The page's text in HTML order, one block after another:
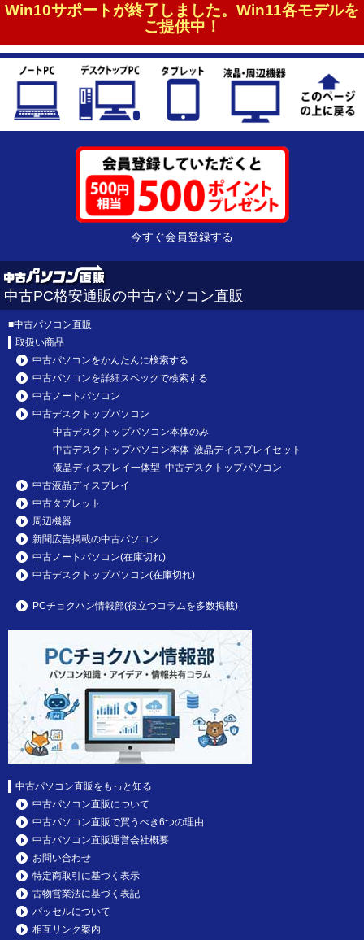
Win10サポートが終了しました。Win11各モデルを
ご提供中！
今すぐ会員登録する
中古PC格安通販の中古パソコン直販
■中古パソコン直販
取扱い商品
中古パソコンをかんたんに検索する
中古パソコンを詳細スペックで検索する
中古ノートパソコン
中古デスクトップパソコン
中古デスクトップパソコン本体のみ
中古デスクトップパソコン本体 液晶ディスプレイセット
液晶ディスプレイ一体型 中古デスクトップパソコン
中古液晶ディスプレイ
中古タブレット
周辺機器
新聞広告掲載の中古パソコン
中古ノートパソコン(在庫切れ)
中古デスクトップパソコン(在庫切れ)
PCチョクハン情報部(役立つコラムを多数掲載)
中古パソコン直販をもっと知る
中古パソコン直販について
中古パソコン直販で買うべき6つの理由
中古パソコン直販運営会社概要
お問い合わせ
特定商取引に基づく表示
古物営業法に基づく表記
パッセルについて
相互リンク案内